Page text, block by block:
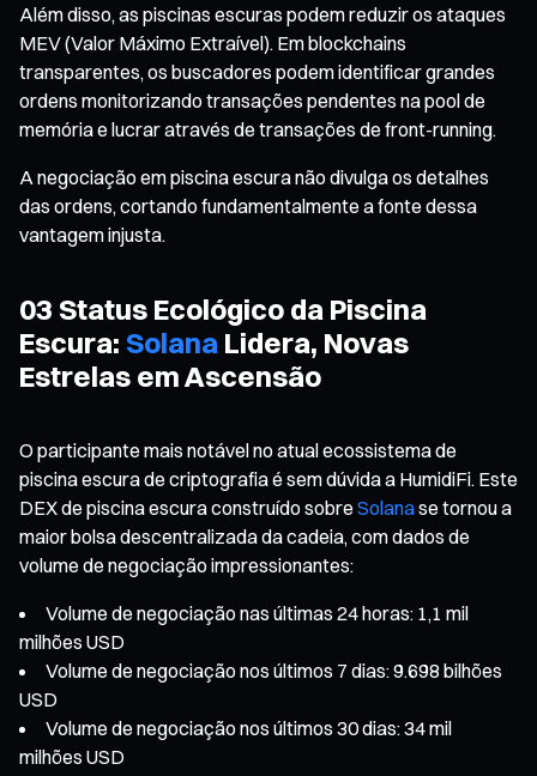
Além disso, as piscinas escuras podem reduzir os ataques
MEV (Valor Máximo Extraível). Em blockchains
transparentes, os buscadores podem identificar grandes
ordens monitorizando transações pendentes na pool de
memória e lucrar através de transações de front-running.
A negociação em piscina escura não divulga os detalhes
das ordens, cortando fundamentalmente a fonte dessa
vantagem injusta.
03 Status Ecológico da Piscina
Escura: Solana Lidera, Novas
Estrelas em Ascensão
O participante mais notável no atual ecossistema de
piscina escura de criptografia é sem dúvida a HumidiFi. Este
DEX de piscina escura construído sobre Solanase tornou a
maior bolsa descentralizada da cadeia, com dados de
volume de negociação impressionantes:
Volume de negociação nas últimas 24 horas: 1,1 mil
milhões USD
Volume de negociação nos últimos 7 dias: 9.698 bilhões
USD
Volume de negociação nos últimos 30 dias: 34 mil
milhões USD